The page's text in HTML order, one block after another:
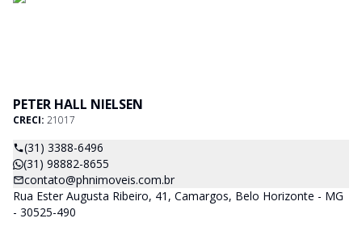
PETER HALL NIELSEN
CRECI: 21017
(31) 3388-6496
(31) 98882-8655
contato@phnimoveis.com.br
Rua Ester Augusta Ribeiro, 41, Camargos, Belo Horizonte - MG
- 30525-490